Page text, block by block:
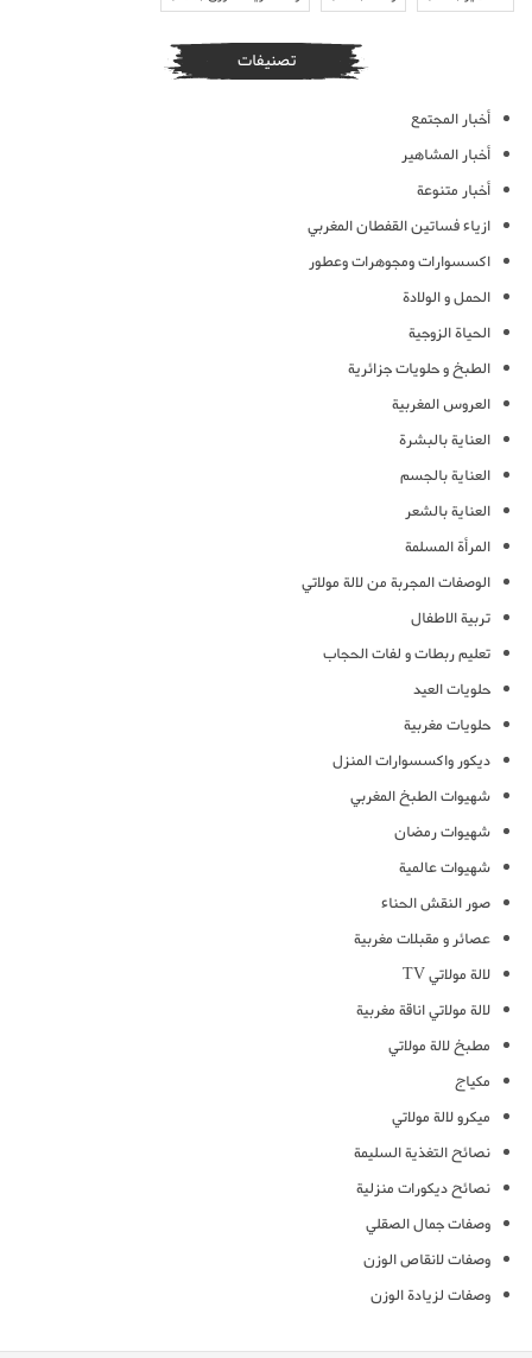
تصنيفات
أخبار المجتمع
أخبار المشاهير
أخبار متنوعة
ازياء فساتين القفطان المغربي
اكسسوارات ومجوهرات وعطور
الحمل و الولادة
الحياة الزوجية
الطبخ و حلويات جزائرية
العروس المغربية
العناية بالبشرة
العناية بالجسم
العناية بالشعر
المرأة المسلمة
الوصفات المجربة من لالة مولاتي
تربية الاطفال
تعليم ربطات و لفات الحجاب
حلويات العيد
حلويات مغربية
ديكور واكسسوارات المنزل
شهيوات الطبخ المغربي
شهيوات رمضان
شهيوات عالمية
صور النقش الحناء
عصائر و مقبلات مغربية
لالة مولاتي TV
لالة مولاتي اناقة مغربية
مطبخ لالة مولاتي
مكياج
ميكرو لالة مولاتي
نصائح التغذية السليمة
نصائح ديكورات منزلية
وصفات جمال الصقلي
وصفات لانقاص الوزن
وصفات لزيادة الوزن